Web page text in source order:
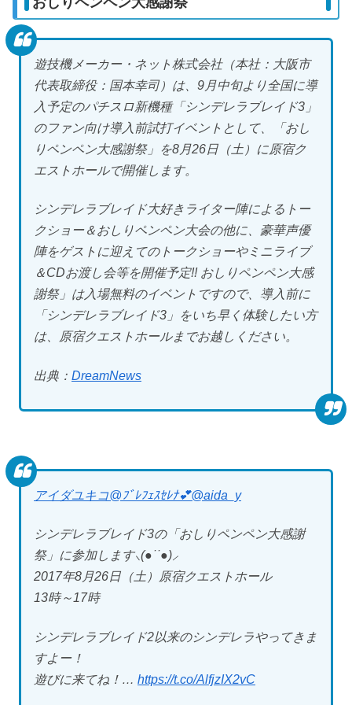
遊技機メーカー・ネット株式会社（本社：大阪市
代表取締役：国本幸司）は、9月中旬より全国に導
入予定のパチスロ新機種「シンデレラブレイド3」
のファン向け導入前試打イベントとして、「おし
りペンペン大感謝祭」を8月26日（土）に原宿ク
エストホールで開催します。
シンデレラブレイド大好きライター陣によるトー
クショー＆おしりペンペン大会の他に、豪華声優
陣をゲストに迎えてのトークショーやミニライブ
＆CDお渡し会等を開催予定!! おしりペンペン大感
謝祭」は入場無料のイベントですので、導入前に
「シンデレラブレイド3」をいち早く体験したい方
は、原宿クエストホールまでお越しください。
出典： DreamNews
アイダユキコ@ﾌﾞﾚﾌｪｽｾﾚﾅ💕@aida_y
シンデレラブレイド3の「おしりペンペン大感謝
祭」に参加します⸜(●˙˙●)⸝
2017年8月26日（土）原宿クエストホール
13時～17時
シンデレラブレイド2以来のシンデレラやってきま
すよー！
遊びに来てね！… https://t.co/AlfjzIX2vC